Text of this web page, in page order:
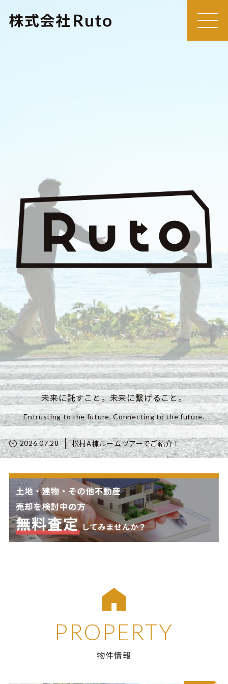
MEN
U
未来に託すこと。未来に繋げること。
Entrusting to the future. Connecting to the future.
2026.07.28 松村A棟ルームツアーでご紹介！
PROPERTY
物件情報